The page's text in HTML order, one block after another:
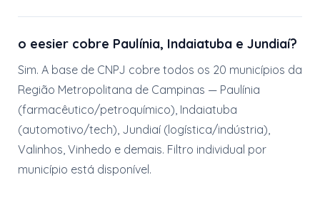
o eesier cobre Paulínia, Indaiatuba e Jundiaí?
Sim. A base de CNPJ cobre todos os 20 municípios da
Região Metropolitana de Campinas — Paulínia
(farmacêutico/petroquímico), Indaiatuba
(automotivo/tech), Jundiaí (logística/indústria),
Valinhos, Vinhedo e demais. Filtro individual por
município está disponível.